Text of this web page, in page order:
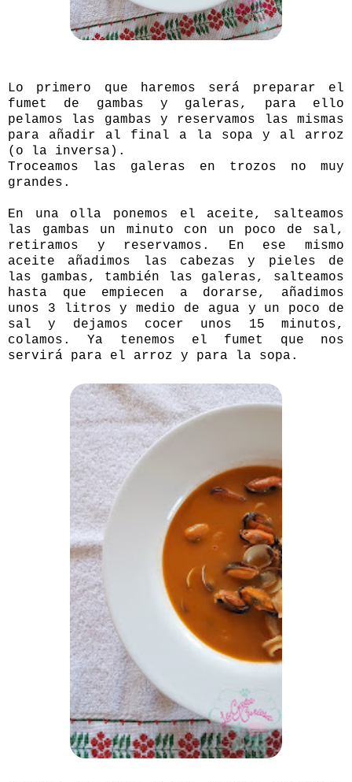
Lo primero que haremos será preparar el
fumet de gambas y galeras, para ello
pelamos las gambas y reservamos las mismas
para añadir al final a la sopa y al arroz
(o la inversa).
Troceamos las galeras en trozos no muy
grandes.
En una olla ponemos el aceite, salteamos
las gambas un minuto con un poco de sal,
retiramos y reservamos. En ese mismo
aceite añadimos las cabezas y pieles de
las gambas, también las galeras, salteamos
hasta que empiecen a dorarse, añadimos
unos 3 litros y medio de agua y un poco de
sal y dejamos cocer unos 15 minutos,
colamos. Ya tenemos el fumet que nos
servirá para el arroz y para la sopa.